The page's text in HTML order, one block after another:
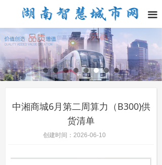
끀
中湘商城6月第二周算力（B300)供
货清单
创建时间： 2026-06-10